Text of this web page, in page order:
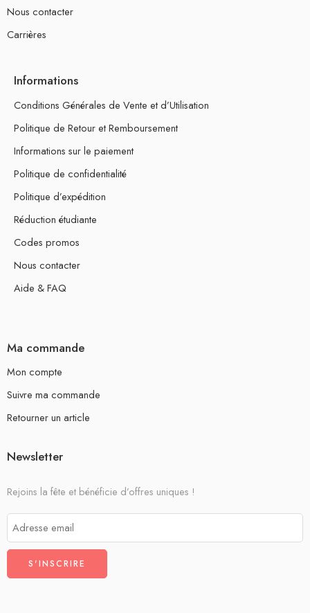
Nous contacter
Carrières
Informations
Conditions Générales de Vente et d’Utilisation
Politique de Retour et Remboursement
Informations sur le paiement
Politique de confidentialité
Politique d’expédition
Réduction étudiante
Codes promos
Nous contacter
Aide & FAQ
Ma commande
Mon compte
Suivre ma commande
Retourner un article
Newsletter
Rejoins la fête et bénéficie d’offres uniques !